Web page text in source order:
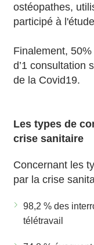
ostéopathes,
participé à
Finalement,
d’1 consultation
de la Covid19.
Les types de
crise sanitaire
Concernant les
par la crise
98,2 % des
télétravail